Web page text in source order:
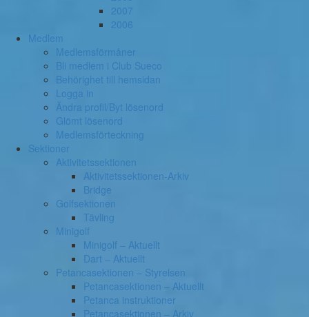
2007
2006
Medlem
Medlemsförmåner
Bli medlem i Club Sueco
Behörighet till hemsidan
Logga in
Ändra profil/Byt lösenord
Glömt lösenord
Medlemsförteckning
Sektioner
Aktivitetssektionen
Aktivitetssektionen-Arkiv
Bridge
Golfsektionen
Tävling
Minigolf
Minigolf – Aktuellt
Dart – Aktuellt
Petancasektionen – Styrelsen
Petancasektionen – Aktuellt
Petanca instruktioner
Petancasektionen – Arkiv